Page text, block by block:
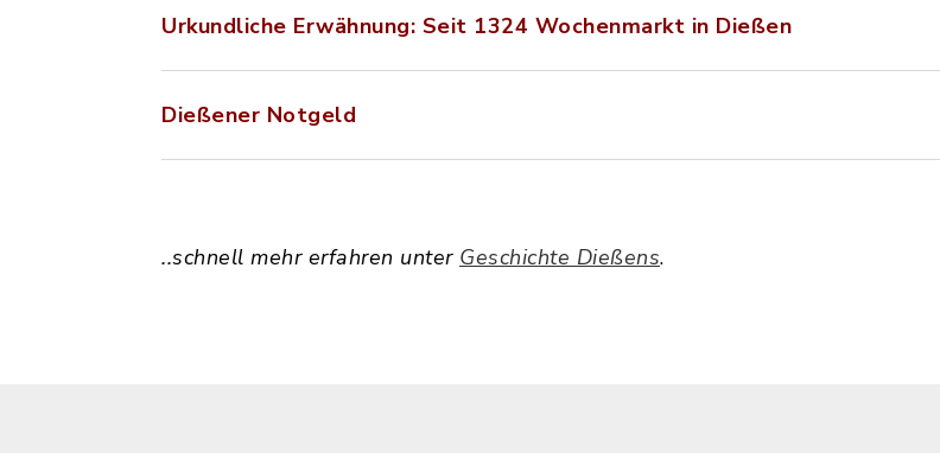
Urkundliche Erwähnung: Seit 1324 Wochenmarkt in Dießen
Dießener Notgeld
..schnell mehr erfahren unter Geschichte Dießens.